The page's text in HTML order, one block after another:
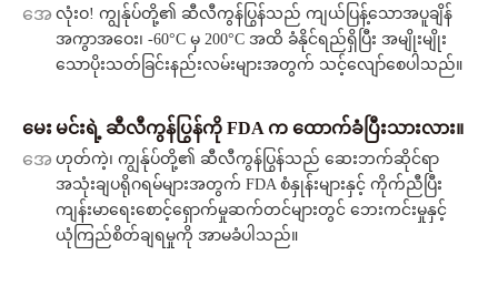
အေ လုံးဝ! ကျွန်ုပ်တို့၏ ဆီလီကွန်ပြွန်သည် ကျယ်ပြန့်သောအပူချိန်
အကွာအဝေး၊ -60°C မှ 200°C အထိ ခံနိုင်ရည်ရှိပြီး အမျိုးမျိုး
သောပိုးသတ်ခြင်းနည်းလမ်းများအတွက် သင့်လျော်စေပါသည်။
မေး မင်းရဲ့ ဆီလီကွန်ပြွန်ကို FDA က ထောက်ခံပြီးသားလား။
အေ ဟုတ်ကဲ့၊ ကျွန်ုပ်တို့၏ ဆီလီကွန်ပြွန်သည် ဆေးဘက်ဆိုင်ရာ
အသုံးချပရိုဂရမ်များအတွက် FDA စံနှုန်းများနှင့် ကိုက်ညီပြီး
ကျန်းမာရေးစောင့်ရှောက်မှုဆက်တင်များတွင် ဘေးကင်းမှုနှင့်
ယုံကြည်စိတ်ချရမှုကို အာမခံပါသည်။